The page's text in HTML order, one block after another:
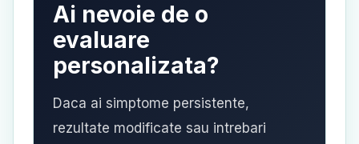
Ai nevoie de o
evaluare
personalizata?
Daca ai simptome persistente,
rezultate modificate sau intrebari